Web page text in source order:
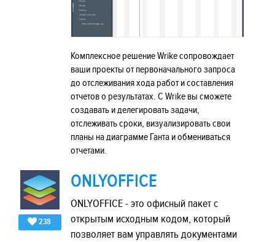
Комплексное решение Wrike сопровождает
ваши проекты от первоначального запроса
до отслеживания хода работ и составления
отчетов о результатах. С Wrike вы сможете
создавать и делегировать задачи,
отслеживать сроки, визуализировать свои
планы на диаграмме Ганта и обмениваться
отчетами.
238
ONLYOFFICE
ONLYOFFICE - это офисный пакет с
открытым исходным кодом, который
позволяет вам управлять документами